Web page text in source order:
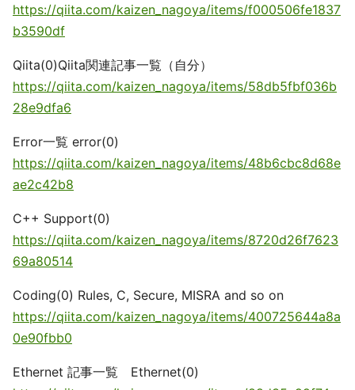
https://qiita.com/kaizen_nagoya/items/f000506fe1837
b3590df
Qiita(0)Qiita関連記事一覧（自分）
https://qiita.com/kaizen_nagoya/items/58db5fbf036b
28e9dfa6
Error一覧 error(0)
https://qiita.com/kaizen_nagoya/items/48b6cbc8d68e
ae2c42b8
C++ Support(0)
https://qiita.com/kaizen_nagoya/items/8720d26f7623
69a80514
Coding(0) Rules, C, Secure, MISRA and so on
https://qiita.com/kaizen_nagoya/items/400725644a8a
0e90fbb0
Ethernet 記事一覧 Ethernet(0)